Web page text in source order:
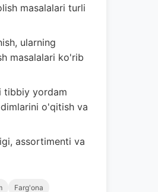
masalalari turli
ularning
masalalari ko'rib
tibbiy yordam
o'qitish va
assortimenti va
Farg'ona